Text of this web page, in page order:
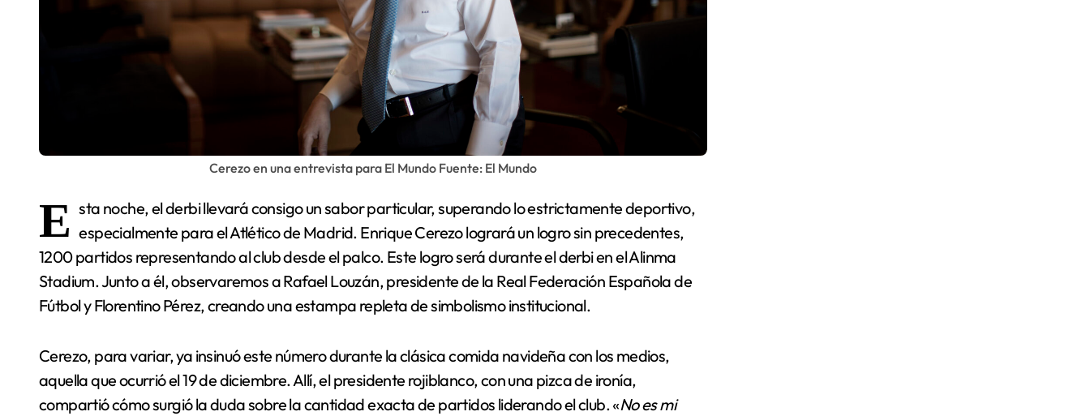
Cerezo en una entrevista para El Mundo Fuente: El Mundo
E sta noche, el derbi llevará consigo un sabor particular, superando lo estrictamente deportivo,
especialmente para el Atlético de Madrid. Enrique Cerezo logrará un logro sin precedentes,
1200 partidos representando al club desde el palco. Este logro será durante el derbi en el Alinma
Stadium. Junto a él, observaremos a Rafael Louzán, presidente de la Real Federación Española de
Fútbol y Florentino Pérez, creando una estampa repleta de simbolismo institucional.
Cerezo, para variar, ya insinuó este número durante la clásica comida navideña con los medios,
aquella que ocurrió el 19 de diciembre. Allí, el presidente rojiblanco, con una pizca de ironía,
compartió cómo surgió la duda sobre la cantidad exacta de partidos liderando el club. «No es mi